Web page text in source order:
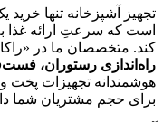
تجهیز آشپزخانه تنها
است که سرعتِ ارائه غذا
کند. متخصصان ما در
راه‌اندازی رستوران،
هوشمندانه تجهیزات پخت و
برای حجم مشتریان شما